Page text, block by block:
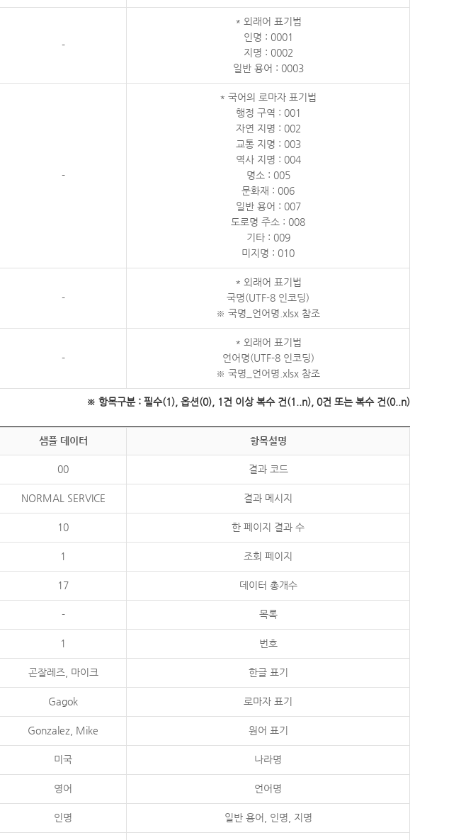
-
* 외래어 표기법
인명 : 0001
지명 : 0002
일반 용어 : 0003
-
* 국어의 로마자 표기법
행정 구역 : 001
자연 지명 : 002
교통 지명 : 003
역사 지명 : 004
명소 : 005
문화재 : 006
일반 용어 : 007
도로명 주소 : 008
기타 : 009
미지명 : 010
-
* 외래어 표기법
국명(UTF-8 인코딩)
※ 국명_언어명.xlsx 참조
-
* 외래어 표기법
언어명(UTF-8 인코딩)
※ 국명_언어명.xlsx 참조
※ 항목구분 : 필수(1), 옵션(0), 1건 이상 복수 건(1..n), 0건 또는 복수 건(0..n)
샘플 데이터 항목설명
00 결과 코드
NORMAL SERVICE 결과 메시지
10 한 페이지 결과 수
1 조회 페이지
17 데이터 총개수
- 목록
1 번호
곤잘레즈, 마이크 한글 표기
Gagok 로마자 표기
Gonzalez, Mike 원어 표기
미국 나라명
영어 언어명
인명 일반 용어, 인명, 지명